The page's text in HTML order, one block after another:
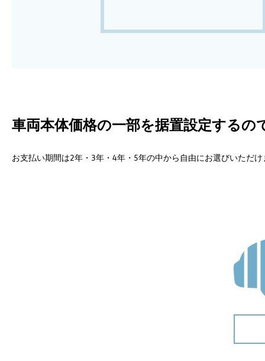
車両本体価格の一部を据置設定するの
お支払い期間は2年・3年・4年・5年の中から自由にお選びいただ